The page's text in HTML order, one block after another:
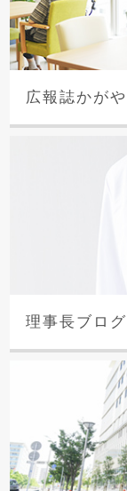
広報誌かがや
理事長ブログ